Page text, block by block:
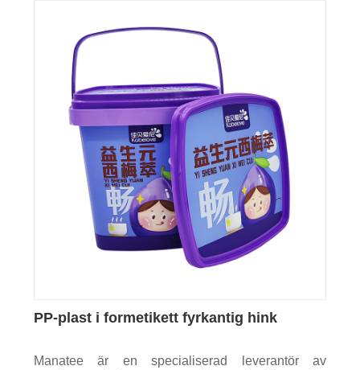
PP-plast i formetikett fyrkantig hink
Manatee är en specialiserad leverantör av